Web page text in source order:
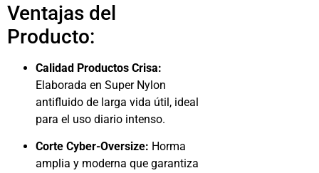
Ventajas del
Producto:
Calidad Productos Crisa:
Elaborada en Super Nylon
antifluido de larga vida útil, ideal
para el uso diario intenso.
Corte Cyber-Oversize: Horma
amplia y moderna que garantiza